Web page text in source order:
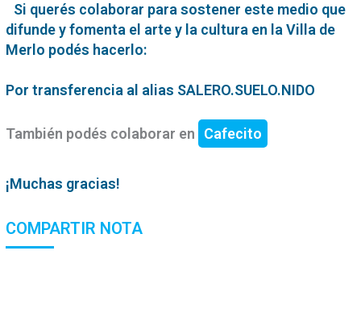
Si querés colaborar para sostener este medio que
difunde y fomenta el arte y la cultura en la Villa de
Merlo podés hacerlo:
Por transferencia al alias SALERO.SUELO.NIDO
También podés colaborar en Cafecito
¡Muchas gracias!
COMPARTIR NOTA